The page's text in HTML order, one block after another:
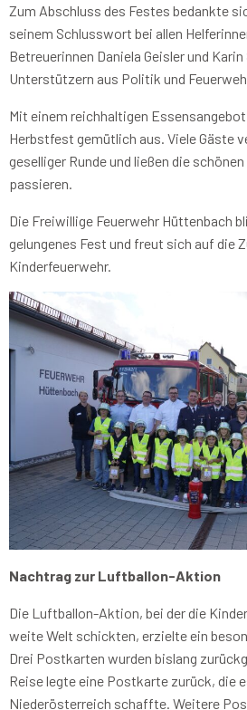
Zum Abschluss des Festes bedankte
seinem Schlusswort bei allen
Betreuerinnen Daniela Geisler und
Unterstützern aus Politik und
Mit einem reichhaltigen
Herbstfest gemütlich aus. Viele Gäste
geselliger Runde und ließen die
passieren.
Die Freiwillige Feuerwehr Hüttenbach
gelungenes Fest und freut sich auf die
Kinderfeuerwehr.
Nachtrag zur Luftballon-Aktion
Die Luftballon-Aktion, bei der die
weite Welt schickten, erzielte ein
Drei Postkarten wurden bislang
Reise legte eine Postkarte zurück, die
Niederösterreich schaffte. Weitere